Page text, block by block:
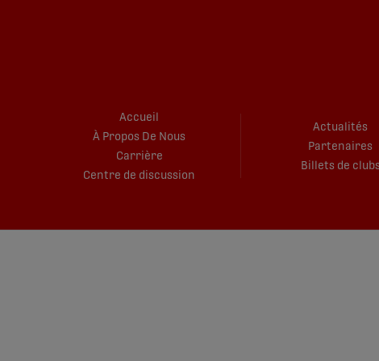
Accueil
À Propos De Nous
Carrière
Centre de discussion
Actualités
Partenaires
Billets de clubs